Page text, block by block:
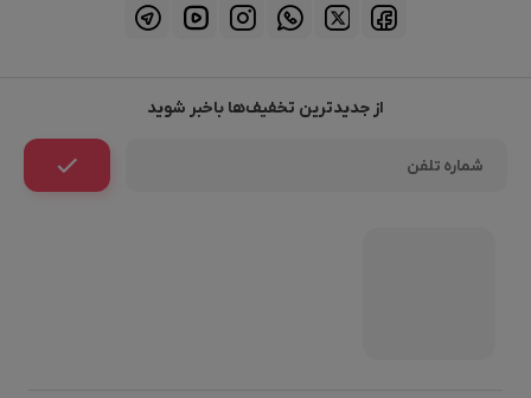
از جدیدترین تخفیف‌ها باخبر شوید